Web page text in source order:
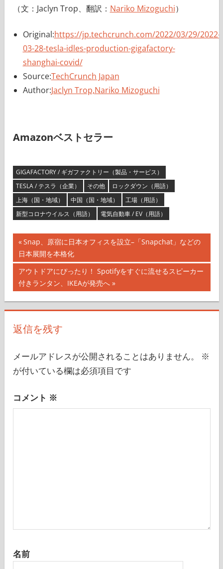
（文：Jaclyn Trop、翻訳： Nariko Mizoguchi）
Original:https://jp.techcrunch.com/2022/03/29/2022-
03-28-tesla-idles-production-gigafactory-
shanghai-covid/
Source:TechCrunch Japan
Author:Jaclyn Trop,Nariko Mizoguchi
Amazonベストセラー
GIGAFACTORY / ギガファクトリー（製品・サービス）
TESLA / テスラ（企業）
その他
ロックダウン（用語）
上海（国・地域）
中国（国・地域）
工場（用語）
新型コロナウイルス（用語）
電気自動車 / EV（用語）
投
稿
ナ
ビ
ゲ
ー
シ
ョ
ン
前
の
記
事:
Snap、原宿に日本オフィスを設立–「Snapchat」などの
日本展開を本格化
次
の
記
アウトドアにぴったり！ Spotifyをすぐに流せるスピーカー
付きランタン、IKEAが発売へ
返信を残す
メールアドレスが公開されることはありません。
※
が付いている欄は必須項目です
コメント ※
名前